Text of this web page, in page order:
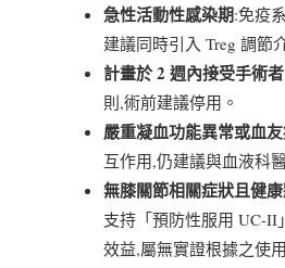
急性活動性感染期:免疫
建議同時引入 Treg 調節
計畫於 2 週內接受手術者
則,術前建議停用。
嚴重凝血功能異常或血
互作用,仍建議與血液科
無膝關節相關症狀且健
支持「預防性服用 UC-II
效益,屬無實證根據之使